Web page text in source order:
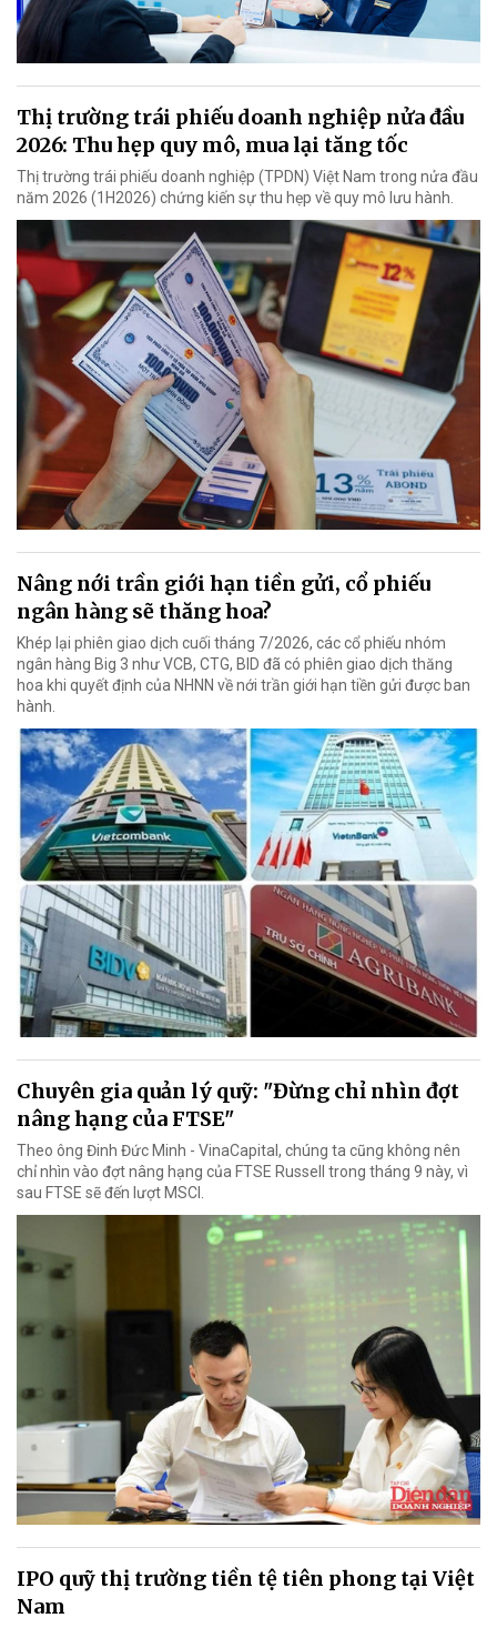
Thị trường trái phiếu doanh nghiệp nửa đầu
2026: Thu hẹp quy mô, mua lại tăng tốc
Thị trường trái phiếu doanh nghiệp (TPDN) Việt Nam trong nửa đầu
năm 2026 (1H2026) chứng kiến sự thu hẹp về quy mô lưu hành.
Nâng nới trần giới hạn tiền gửi, cổ phiếu
ngân hàng sẽ thăng hoa?
Khép lại phiên giao dịch cuối tháng 7/2026, các cổ phiếu nhóm
ngân hàng Big 3 như VCB, CTG, BID đã có phiên giao dịch thăng
hoa khi quyết định của NHNN về nới trần giới hạn tiền gửi được ban
hành.
Chuyên gia quản lý quỹ: "Đừng chỉ nhìn đợt
nâng hạng của FTSE"
Theo ông Đinh Đức Minh - VinaCapital, chúng ta cũng không nên
chỉ nhìn vào đợt nâng hạng của FTSE Russell trong tháng 9 này, vì
sau FTSE sẽ đến lượt MSCI.
IPO quỹ thị trường tiền tệ tiên phong tại Việt
Nam